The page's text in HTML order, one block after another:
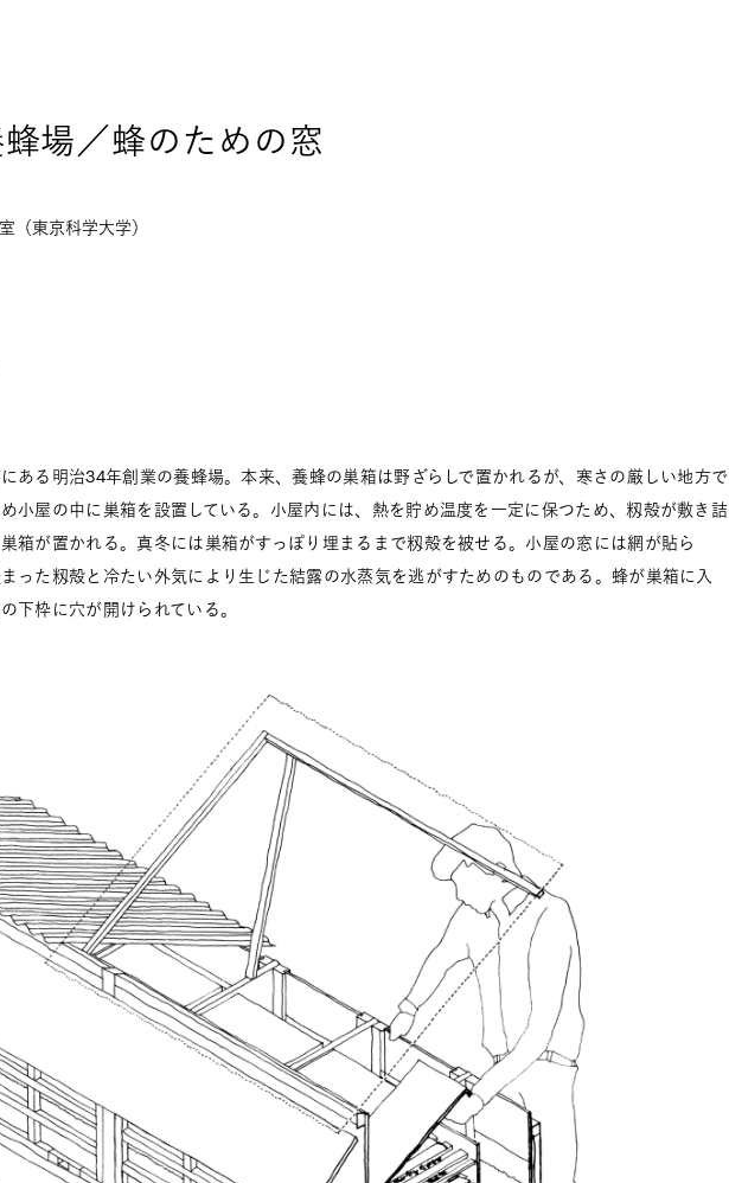
場／蜂のための窓
（東京科学大学）
ある明治34年創業の養蜂場。本来、養蜂の巣箱は野ざらしで置かれるが、寒さの厳しい地方で
小屋の中に巣箱を設置している。小屋内には、熱を貯め温度を一定に保つため、籾殻が敷き詰
箱が置かれる。真冬には巣箱がすっぽり埋まるまで籾殻を被せる。小屋の窓には網が貼ら
った籾殻と冷たい外気により生じた結露の水蒸気を逃がすためのものである。蜂が巣箱に入
下枠に穴が開けられている。